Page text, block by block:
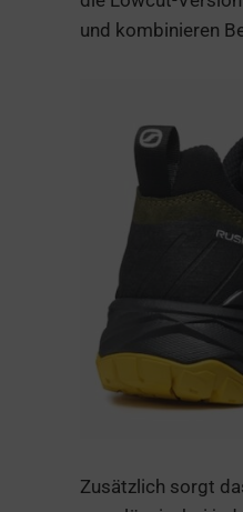
und kombinieren
Zusätzlich sorgt